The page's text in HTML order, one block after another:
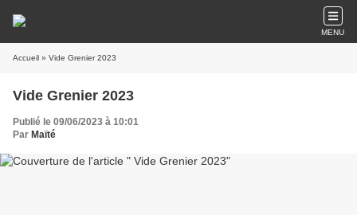
MENU
Accueil » Vide Grenier 2023
Vide Grenier 2023
Publié le 09/06/2023 à 10:01
Par Maïté